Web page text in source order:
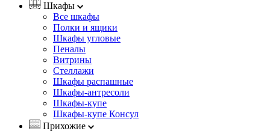
Шкафы
Все шкафы
Полки и ящики
Шкафы угловые
Пеналы
Витрины
Стеллажи
Шкафы распашные
Шкафы-антресоли
Шкафы-купе
Шкафы-купе Консул
Прихожие